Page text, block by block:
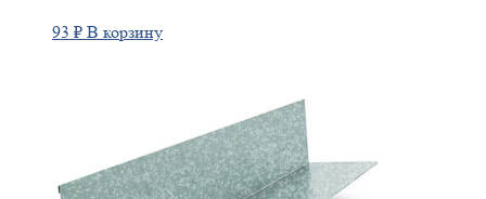
93 ₽ В корзину